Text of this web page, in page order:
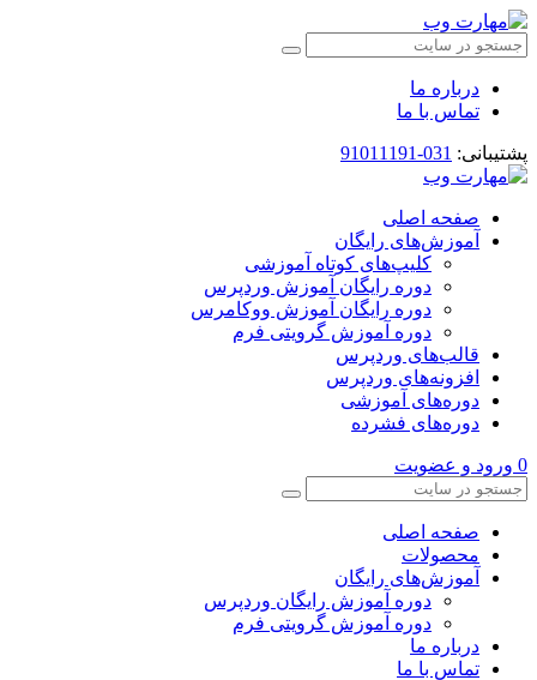
درباره ما
تماس با ما
پشتیبانی: 031-91011191
صفحه اصلی
آموزش‌های رایگان
کلیپ‌های کوتاه آموزشی
دوره رایگان آموزش وردپرس
دوره رایگان آموزش ووکامرس
دوره آموزش گرویتی فرم
قالب‌های وردپرس
افزونه‌های وردپرس
دوره‌های آموزشی
دوره‌های فشرده
0 ورود و عضویت
صفحه اصلی
محصولات
آموزش‌های رایگان
دوره آموزش رایگان وردپرس
دوره آموزش گرویتی فرم
درباره ما
تماس با ما